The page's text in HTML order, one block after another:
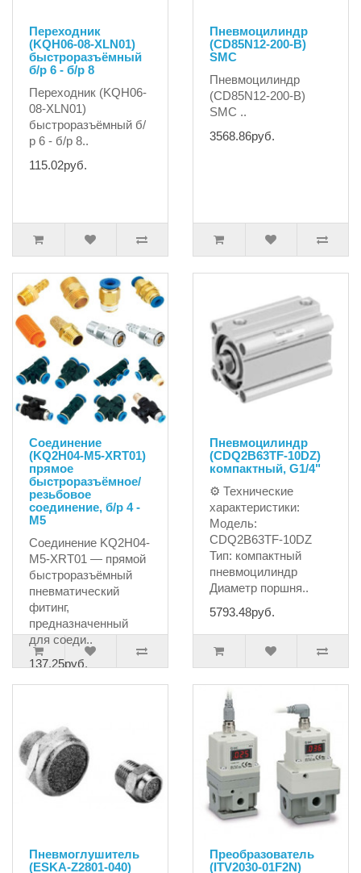
Переходник
(KQH06-08-XLN01)
быстроразъёмный
б/р 6 - б/р 8
Переходник (KQH06-
08-XLN01)
быстроразъёмный б/
р 6 - б/р 8..
115.02руб.
Пневмоцилиндр
(CD85N12-200-B)
SMC
Пневмоцилиндр
(CD85N12-200-B)
SMC ..
3568.86руб.
Соединение
(KQ2H04-M5-XRT01)
прямое
быстроразъёмное/
резьбовое
соединение, б/р 4 -
M5
Соединение KQ2H04-
M5-XRT01 — прямой
быстроразъёмный
пневматический
фитинг,
предназначенный
для соеди..
137.25руб.
Пневмоцилиндр
(CDQ2B63TF-10DZ)
компактный, G1/4"
⚙ Технические
характеристики:
Модель:
CDQ2B63TF-10DZ
Тип: компактный
пневмоцилиндр
Диаметр поршня..
5793.48руб.
Пневмоглушитель
(ESKA-Z2801-040)
Преобразователь
(ITV2030-01F2N)